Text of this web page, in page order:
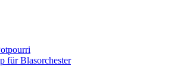
für Blasorchester